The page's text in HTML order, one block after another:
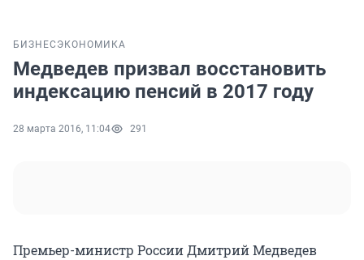
БИЗНЕС ЭКОНОМИКА
Медведев призвал восстановить
индексацию пенсий в 2017 году
28 марта 2016, 11:04 291
Премьер-министр России Дмитрий Медведев